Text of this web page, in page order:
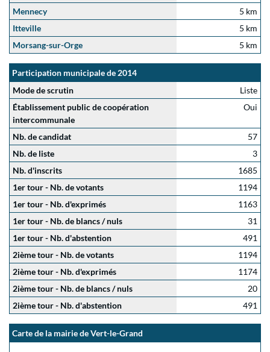
Mennecy
5 km
Itteville
5 km
Morsang-sur-Orge
5 km
Participation municipale de 2014
Mode de scrutin
Liste
Établissement public de coopération
intercommunale
Oui
Nb. de candidat
57
Nb. de liste
3
Nb. d'inscrits
1685
1er tour - Nb. de votants
1194
1er tour - Nb. d'exprimés
1163
1er tour - Nb. de blancs / nuls
31
1er tour - Nb. d'abstention
491
2ième tour - Nb. de votants
1194
2ième tour - Nb. d'exprimés
1174
2ième tour - Nb. de blancs / nuls
20
2ième tour - Nb. d'abstention
491
Carte de la mairie de Vert-le-Grand